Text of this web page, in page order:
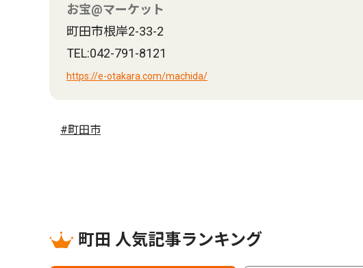
お宝@マーケット
町田市根岸2-33-2
TEL:042-791-8121
https://e-otakara.com/machida/
#町田市
町田 人気記事ランキング